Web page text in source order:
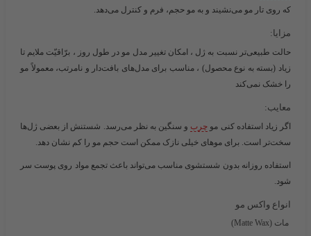
که روی تار مو می‌نشیند و به مو حجم، فرم و کنترل می‌دهد.
مزایا:
حالت طبیعی‌تر نسبت به ژل ، امکان تغییر مدل مو در طول روز ، برّاقیّت ملایم تا
زیاد (بسته به نوع محصول) ، مناسب برای مدل‌های بافت‌دار و نامرتب، معمولاً مو
را خشک نمی‌کند
معایب:
اگر زیاد استفاده کنی مو چرب و سنگین به نظر می‌رسد. شستنش از بعضی ژل‌ها
سخت‌تر است. برای موهای خیلی نازک ممکن است حجم مو را کم نشان دهد.
استفاده روزانه بدون شستشوی مناسب می‌تواند باعث تجمع مواد روی پوست سر
شود.
انواع واکس مو
مات (Matte Wax)